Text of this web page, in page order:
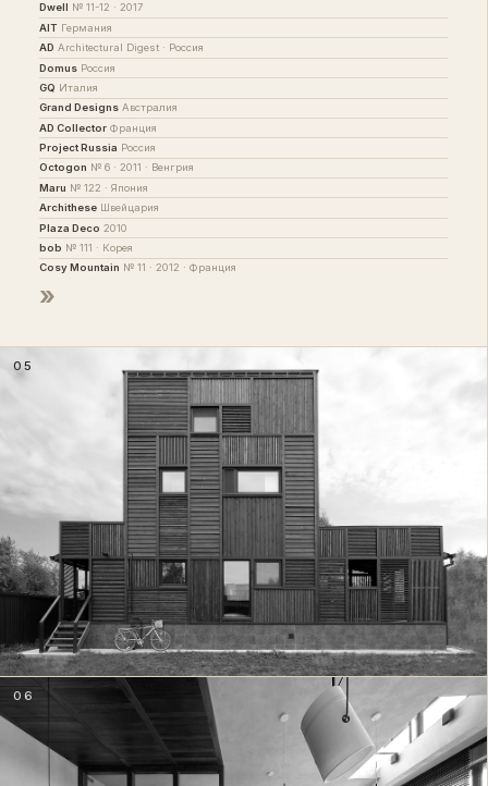
Dwell
№ 11-12 · 2017
AIT Германия
AD Architectural Digest · Россия
Domus Россия
GQ Италия
Grand Designs Австралия
AD Collector Франция
Project Russia Россия
Octogon № 6 · 2011 · Венгрия
Maru № 122 · Япония
Archithese Швейцария
Plaza Deco 2010
bob № 111 · Корея
Cosy Mountain № 11 · 2012 · Франция
»
05
06